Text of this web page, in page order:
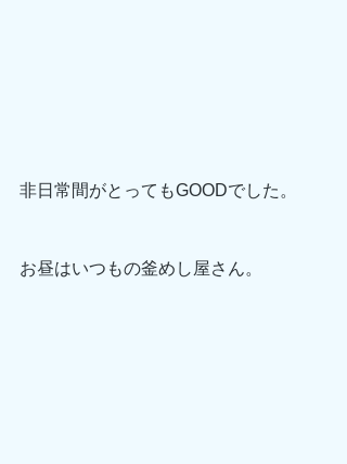
非日常間がとってもGOODでした。
お昼はいつもの釜めし屋さん。